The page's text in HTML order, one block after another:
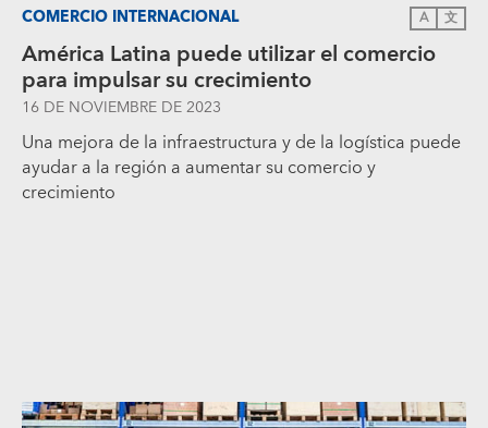
COMERCIO INTERNACIONAL A 文
América Latina puede utilizar el comercio
para impulsar su crecimiento
16 DE NOVIEMBRE DE 2023
Una mejora de la infraestructura y de la logística puede
ayudar a la región a aumentar su comercio y
crecimiento